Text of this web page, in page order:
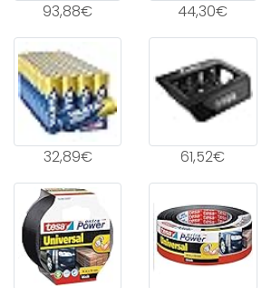
93,88€ 44,30€
32,89€ 61,52€